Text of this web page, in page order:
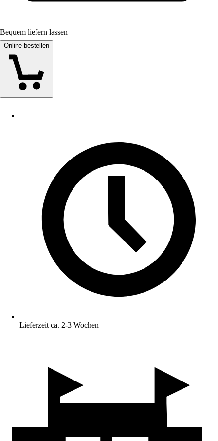
Bequem liefern lassen
Online bestellen
Lieferzeit ca. 2-3 Wochen